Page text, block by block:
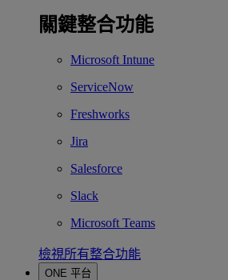
關鍵整合功能
Microsoft Intune
ServiceNow
Freshworks
Jira
Salesforce
Slack
Microsoft Teams
檢視所有整合功能
ONE 平台